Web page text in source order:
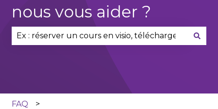
nous vous aider ?
FAQ